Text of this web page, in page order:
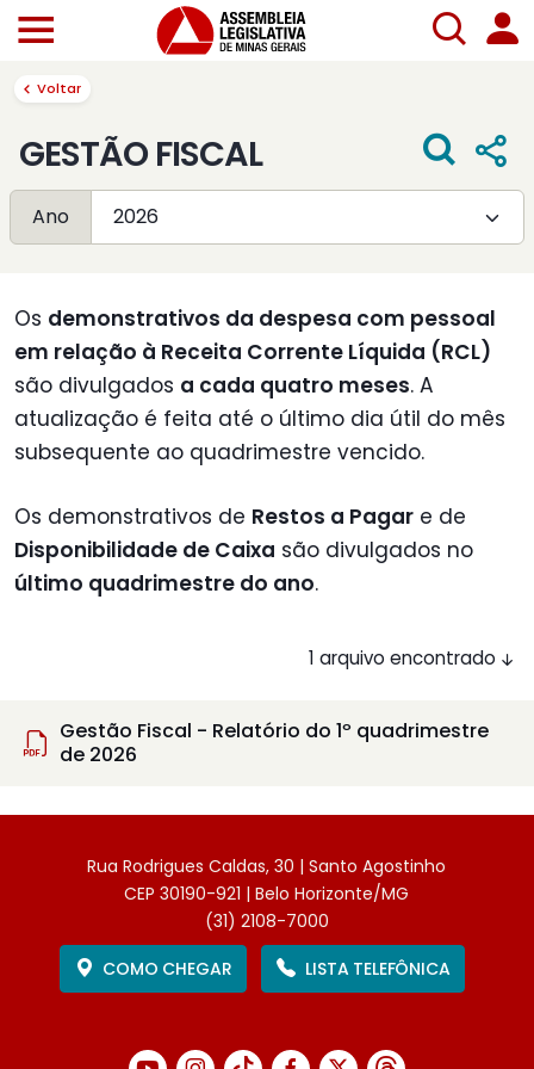
Voltar
GESTÃO FISCAL
Ano
Os demonstrativos da despesa com pessoal
em relação à Receita Corrente Líquida (RCL)
são divulgados a cada quatro meses. A
atualização é feita até o último dia útil do mês
subsequente ao quadrimestre vencido.
Os demonstrativos de Restos a Pagar e de
Disponibilidade de Caixa são divulgados no
último quadrimestre do ano.
1 arquivo encontrado
Gestão Fiscal - Relatório do 1º quadrimestre
de 2026
Rua Rodrigues Caldas, 30 | Santo Agostinho
CEP 30190-921 | Belo Horizonte/MG
(31) 2108-7000
COMO CHEGAR
LISTA TELEFÔNICA